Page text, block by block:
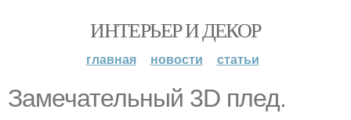
ИНТЕРЬЕР И ДЕКОР
главная новости статьи
Замечательный 3D плед.